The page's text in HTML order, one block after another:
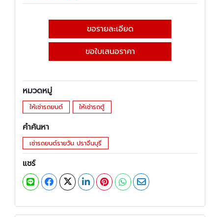
ขอรายละเอียด
ขอใบเสนอราคา
หมวดหมู่
ให้เช่ารถยนต์ ให้เช่ารถตู้
คำค้นหา
เช่ารถยนต์รายวัน ปราจีนบุรี
แชร์